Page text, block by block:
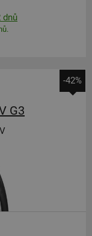
dnů
-42%
G3